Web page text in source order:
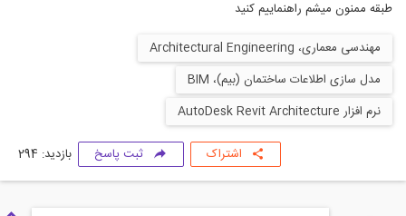
طبقه ممنون میشم راهنماییم کنید
مهندسی معماری، Architectural Engineering
مدل سازی اطلاعات ساختمان (بیم)، BIM
نرم افزار AutoDesk Revit Architecture
اشتراک ثبت پاسخ بازدید: 294